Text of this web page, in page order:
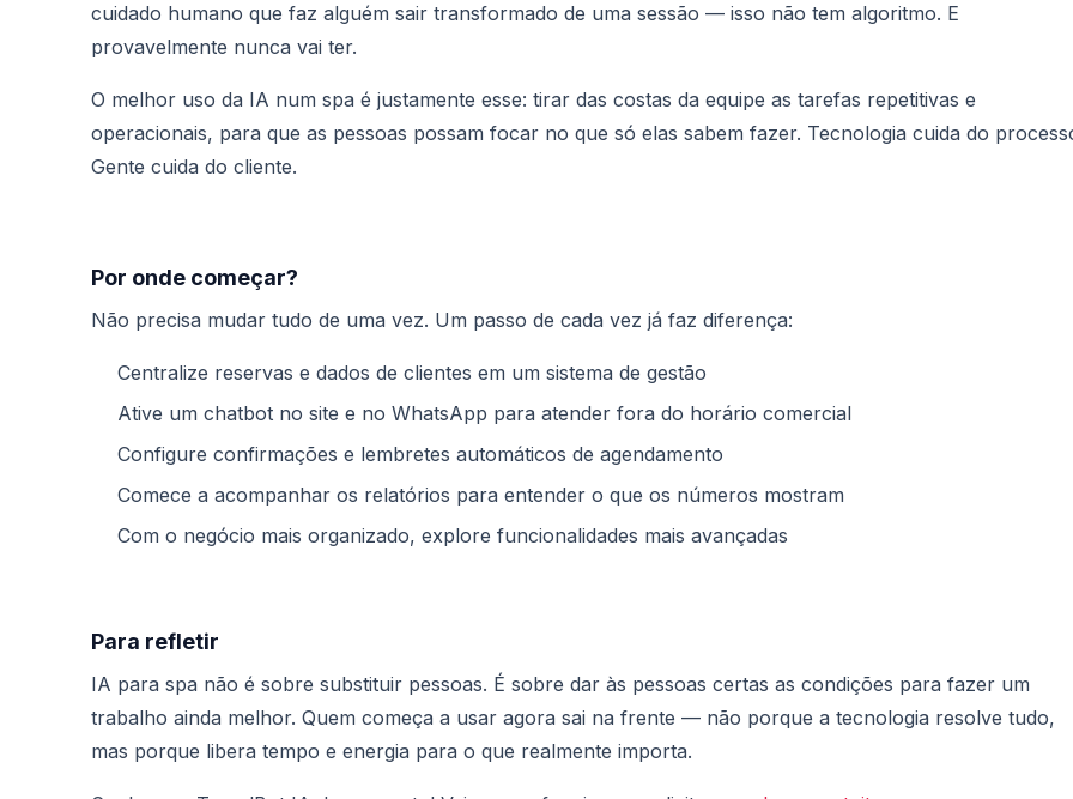
cuidado humano que faz alguém sair transformado de uma sessão — isso não tem algoritmo. E
provavelmente nunca vai ter.
O melhor uso da IA num spa é justamente esse: tirar das costas da equipe as tarefas repetitivas e
operacionais, para que as pessoas possam focar no que só elas sabem fazer. Tecnologia cuida do
Gente cuida do cliente.
Por onde começar?
Não precisa mudar tudo de uma vez. Um passo de cada vez já faz diferença:
Centralize reservas e dados de clientes em um sistema de gestão
Ative um chatbot no site e no WhatsApp para atender fora do horário comercial
Configure confirmações e lembretes automáticos de agendamento
Comece a acompanhar os relatórios para entender o que os números mostram
Com o negócio mais organizado, explore funcionalidades mais avançadas
Para refletir
IA para spa não é sobre substituir pessoas. É sobre dar às pessoas certas as condições para fazer um
trabalho ainda melhor. Quem começa a usar agora sai na frente — não porque a tecnologia resolve tudo,
mas porque libera tempo e energia para o que realmente importa.